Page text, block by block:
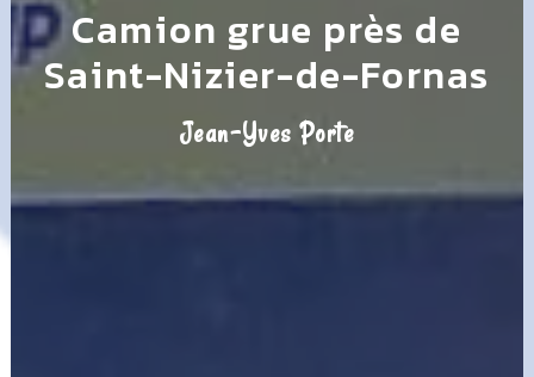
Camion grue près de
Saint-Nizier-de-Fornas
Jean-Yves Porte